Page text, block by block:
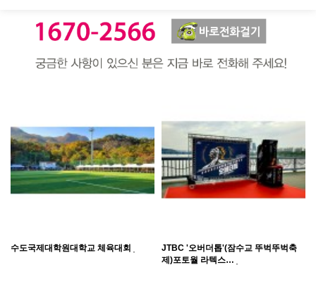
수도국제대학원대학교 체육대회
JTBC '오버더톱'(잠수교 뚜벅뚜벅축
제)포토월 라텍스…